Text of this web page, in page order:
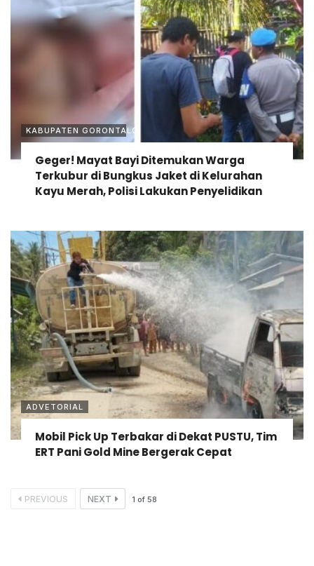
KABUPATEN GORONTALO
Geger! Mayat Bayi Ditemukan Warga
Terkubur di Bungkus Jaket di Kelurahan
Kayu Merah, Polisi Lakukan Penyelidikan
ADVETORIAL
Mobil Pick Up Terbakar di Dekat PUSTU, Tim
ERT Pani Gold Mine Bergerak Cepat
PREVIOUS NEXT 1 of 58